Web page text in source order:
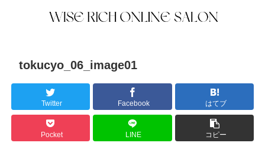
tokucyo_06_image01
Twitter Facebook はてブ
Pocket LINE コピー